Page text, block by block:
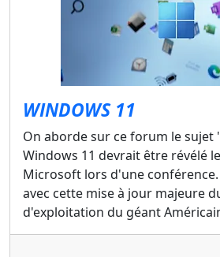
WINDOWS 11
On aborde sur ce forum le sujet
Windows 11 devrait être révélé
Microsoft lors d'une
avec cette mise à jour majeure
d'exploitation du géant